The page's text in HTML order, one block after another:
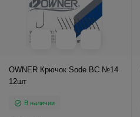
OWNER Крючок Sode BC №14
12шт
В наличии